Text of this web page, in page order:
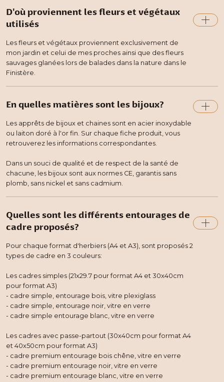
D'où proviennent les fleurs et végétaux
utilisés
Les fleurs et végétaux proviennent exclusivement de
mon jardin et celui de mes proches ainsi que des fleurs
sauvages glanées lors de balades dans la nature dans le
Finistère.
En quelles matières sont les bijoux?
Les apprêts de bijoux et chaines sont en acier inoxydable
ou laiton doré à l'or fin. Sur chaque fiche produit, vous
retrouverez les informations correspondantes.
Dans un souci de qualité et de respect de la santé de
chacune, les bijoux sont aux normes CE, garantis sans
plomb, sans nickel et sans cadmium.
Quelles sont les différents entourages de
cadre proposés?
Pour chaque format d'herbiers (A4 et A3), sont proposés 2
types de cadre en 3 couleurs:
Les cadres simples (21x29.7 pour format A4 et 30x40cm
pour format A3)
- cadre simple, entourage bois, vitre plexiglass
- cadre simple, entourage noir, vitre en verre
- cadre simple entourage blanc, vitre en verre
Les cadres avec passe-partout (30x40cm pour format A4
et 40x50cm pour format A3)
- cadre premium entourage bois chêne, vitre en verre
- cadre premium entourage noir, vitre en verre
- cadre premium entourage blanc, vitre en verre